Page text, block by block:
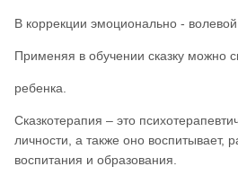
В коррекции эмоционально -
Применяя в обучении сказку можно
ребенка.
Сказкотерапия – это
личности, а также оно воспитывает,
воспитания и образования.